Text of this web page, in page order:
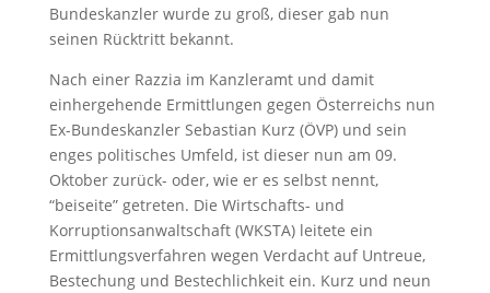
Bundeskanzler wurde zu groß, dieser gab nun
seinen Rücktritt bekannt.
Nach einer Razzia im Kanzleramt und damit
einhergehende Ermittlungen gegen Österreichs nun
Ex-Bundeskanzler Sebastian Kurz (ÖVP) und sein
enges politisches Umfeld, ist dieser nun am 09.
Oktober zurück- oder, wie er es selbst nennt,
“beiseite” getreten. Die Wirtschafts- und
Korruptionsanwaltschaft (WKSTA) leitete ein
Ermittlungsverfahren wegen Verdacht auf Untreue,
Bestechung und Bestechlichkeit ein. Kurz und neun